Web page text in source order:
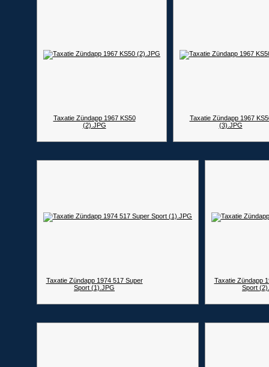
Taxatie Zündapp 1967 KS50
(2).JPG
Taxatie Zündapp 1967
(3).JPG
Taxatie Zündapp 1974 517 Super
Sport (1).JPG
Taxatie Zündapp
Sport